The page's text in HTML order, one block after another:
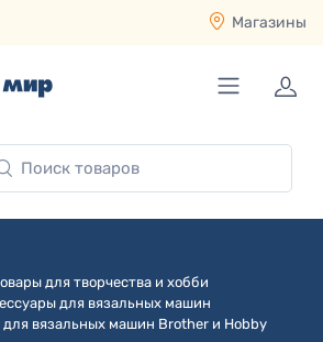
Магазины
для творчества и хобби
для вязальных машин
для вязальных машин Brother и Hobby